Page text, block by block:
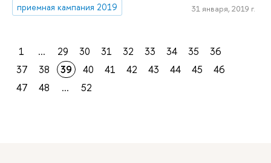
приемная кампания 2019
31 января, 2019 г.
1 ... 29 30 31 32 33 34 35
36
37
38 39 40 41 42 43 44 45
46
47
48 ... 52